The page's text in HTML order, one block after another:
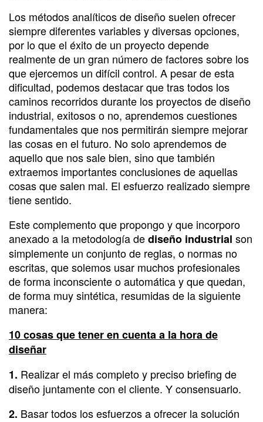
Los métodos analíticos de diseño suelen ofrecer
siempre diferentes variables y diversas opciones,
por lo que el éxito de un proyecto depende
realmente de un gran número de factores sobre los
que ejercemos un difícil control. A pesar de esta
dificultad, podemos destacar que tras todos los
caminos recorridos durante los proyectos de diseño
industrial, exitosos o no, aprendemos cuestiones
fundamentales que nos permitirán siempre mejorar
las cosas en el futuro. No solo aprendemos de
aquello que nos sale bien, sino que también
extraemos importantes conclusiones de aquellas
cosas que salen mal. El esfuerzo realizado siempre
tiene sentido.
Este complemento que propongo y que incorporo
anexado a la metodología dediseño industrial son
simplemente un conjunto de reglas, o normas no
escritas, que solemos usar muchos profesionales
de forma inconsciente o automática y que quedan,
de forma muy sintética, resumidas de la siguiente
manera:
10 cosas que tener en cuenta a la hora de
diseñar
1. Realizar el más completo y preciso briefing de
diseño juntamente con el cliente. Y consensuarlo.
2. Basar todos los esfuerzos a ofrecer la solución